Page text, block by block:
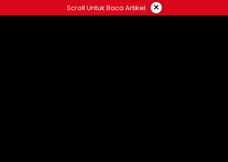
ke
Scroll Untuk Baca Artikel ×